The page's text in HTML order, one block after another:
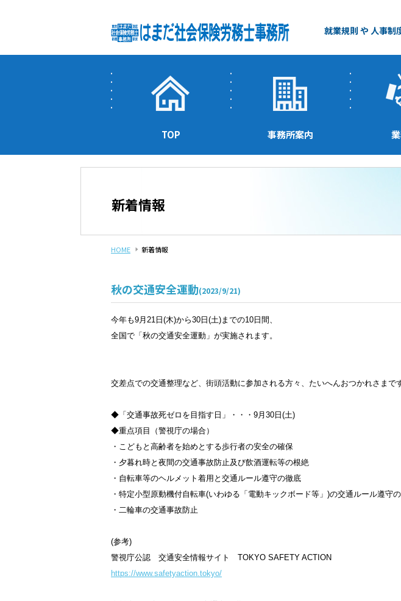
就業規則 や 人事制
TOP 事務所案内
新着情報
HOME 新着情報
秋の交通安全運動(2023/9/21)
今年も9月21日(木)から30日(土)までの10日間、
全国で「秋の交通安全運動」が実施されます。
交差点での交通整理など、街頭活動に参加される方々、たいへんおつかれさまで
◆「交通事故死ゼロを目指す日」・・・9月30日(土)
◆重点項目（警視庁の場合）
・こどもと高齢者を始めとする歩行者の安全の確保
・夕暮れ時と夜間の交通事故防止及び飲酒運転等の根絶
・自転車等のヘルメット着用と交通ルール遵守の徹底
・特定小型原動機付自転車(いわゆる「電動キックボード等」)の交通ルール遵守
・二輪車の交通事故防止
(参考)
警視庁公認 交通安全情報サイト TOKYO SAFETY ACTION
https://www.safetyaction.tokyo/